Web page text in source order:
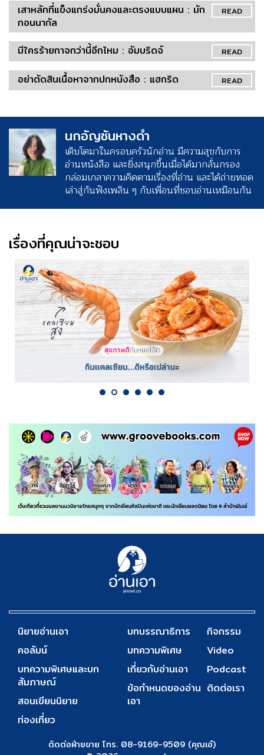
READ
เสาหลักที่แข็งแกร่งมั่นคงและตรงแบบแผน : มัก
กอนนากัล
READ
มีใครร้ายกาจกว่านี้อีกไหม : อัมบริดจ์
READ
อย่าตัดสินเนื้อหาจากปกหนังสือ : แฮกริด
นกอัญชันหางดำ
เติบโตมาในครอบครัวนักอ่าน มีความสุขกับการ
อ่านหนังสือ และยิ่งสนุกขึ้นเมื่อได้มากลั่นกรอง
กล่อมเกลาความคิดตามเรื่องที่อ่าน และได้ถ่ายทอด
เล่าสู่กันฟังเพลิน ๆ กับเพื่อนที่ชอบอ่านเหมือนกัน
เรื่องที่คุณน่าจะชอบ
นิยายอ่านเอา
คอลัมน์
บทความพิเศษและบท
สัมภาษณ์
สอนเขียนนิยาย
ท่องเที่ยว
บทบรรณาธิการ
บทความพิเศษ
เกี่ยวกับอ่านเอา
ข้อกำหนดของอ่าน
เอา
กิจกรรม
Video
Podcast
ติดต่อเรา
ติดต่อฝ่ายขาย โทร. 08-9169-9509 (คุณเอ๋)